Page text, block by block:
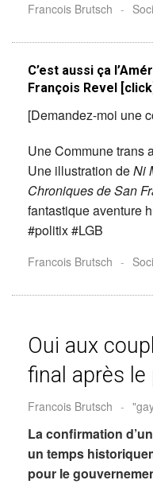
Francois Brutsch -
C’est aussi ça
François Revel [click]
[Demandez-moi une
Une Commune trans
Une illustration deNi
Chroniques de San
fantastique aventure
#politix #LGB
Francois Brutsch -
Oui aux
final après le
Francois Brutsch -
La confirmation
un temps
pour le